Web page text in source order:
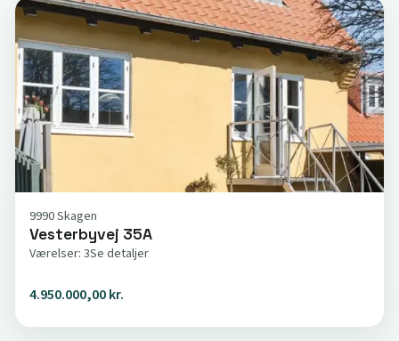
9990 Skagen
Vesterbyvej 35A
Værelser: 3Se detaljer
4.950.000,00 kr.